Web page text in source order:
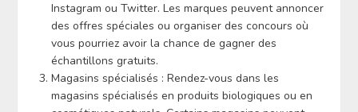
Instagram ou Twitter. Les marques peuvent annoncer
des offres spéciales ou organiser des concours où
vous pourriez avoir la chance de gagner des
échantillons gratuits.
Magasins spécialisés : Rendez-vous dans les
magasins spécialisés en produits biologiques ou en